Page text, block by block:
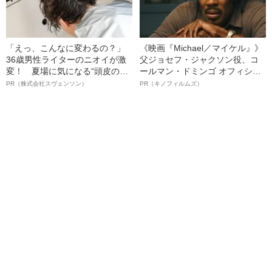
「えっ、こんなに変わるの？」
36歳男性ライターのニオイが激
変！ 夏場に気になる“頭皮のニ
オイ”や“ベタつき”を解消す
PR（株式会社スヴェンソン）
《映画『Michael／マイケル』》
父ジョセフ・ジャクソン役、コ
ールマン・ドミンゴ オフィシャ
ルインタビュー“観客を魅了した
PR（キノフィルムズ）